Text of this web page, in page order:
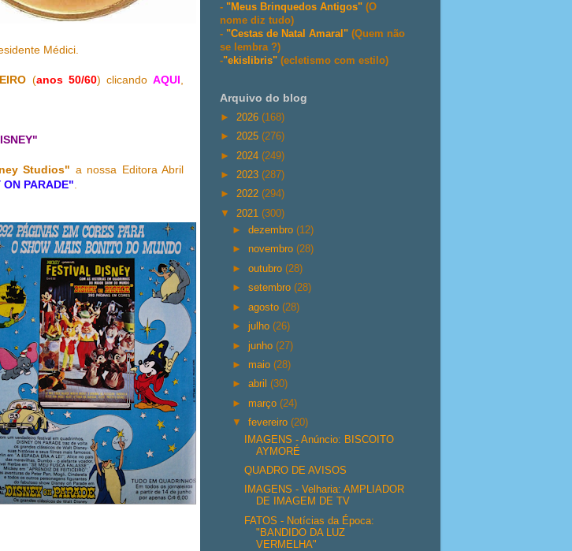
Médici.
(anos 50/60) clicandoAQUI
Studios" a nossa Editora Abril
ON PARADE"
- "Meus Brinquedos Antigos" (O
nome diz tudo)
- "Cestas de Natal Amaral" (Quem não
se lembra ?)
-"ekislibris" (ecletismo com estilo)
Arquivo do blog
► 2026 (168)
► 2025 (276)
► 2024 (249)
► 2023 (287)
► 2022 (294)
▼ 2021 (300)
►dezembro(12)
► novembro(28)
►outubro(28)
►setembro(28)
►agosto(28)
►julho(26)
►junho(27)
► maio(28)
►abril(30)
► março(24)
▼fevereiro(20)
IMAGENS - Anúncio: BISCOITO
AYMORÉ
QUADRO DE AVISOS
IMAGENS - Velharia: AMPLIADOR
DE IMAGEM DE TV
FATOS - Notícias da Época:
"BANDIDO DA LUZ
VERMELHA"